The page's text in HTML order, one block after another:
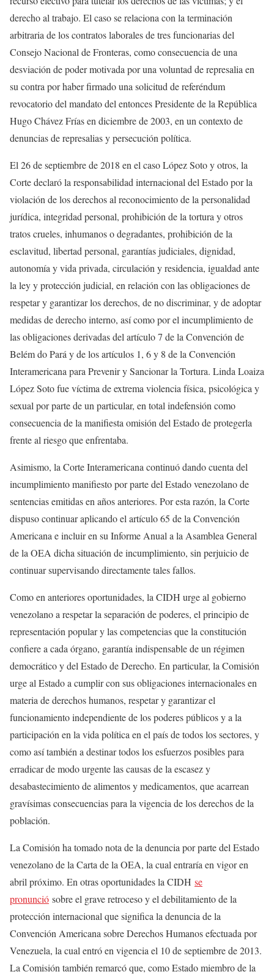
derecho al trabajo. El caso se relaciona con la terminación
arbitraria de los contratos laborales de tres funcionarias del
Consejo Nacional de Fronteras, como consecuencia de una
desviación de poder motivada por una voluntad de represalia en
su contra por haber firmado una solicitud de referéndum
revocatorio del mandato del entonces Presidente de la República
Hugo Chávez Frías en diciembre de 2003, en un contexto de
denuncias de represalias y persecución política.
El 26 de septiembre de 2018 en el caso López Soto y otros, la
Corte declaró la responsabilidad internacional del Estado por la
violación de los derechos al reconocimiento de la personalidad
jurídica, integridad personal, prohibición de la tortura y otros
tratos crueles, inhumanos o degradantes, prohibición de la
esclavitud, libertad personal, garantías judiciales, dignidad,
autonomía y vida privada, circulación y residencia, igualdad ante
la ley y protección judicial, en relación con las obligaciones de
respetar y garantizar los derechos, de no discriminar, y de adoptar
medidas de derecho interno, así como por el incumplimiento de
las obligaciones derivadas del artículo 7 de la Convención de
Belém do Pará y de los artículos 1, 6 y 8 de la Convención
Interamericana para Prevenir y Sancionar la Tortura. Linda Loaiza
López Soto fue víctima de extrema violencia física, psicológica y
sexual por parte de un particular, en total indefensión como
consecuencia de la manifiesta omisión del Estado de protegerla
frente al riesgo que enfrentaba.
Asimismo, la Corte Interamericana continuó dando cuenta del
incumplimiento manifiesto por parte del Estado venezolano de
sentencias emitidas en años anteriores. Por esta razón, la Corte
dispuso continuar aplicando el artículo 65 de la Convención
Americana e incluir en su Informe Anual a la Asamblea General
de la OEA dicha situación de incumplimiento, sin perjuicio de
continuar supervisando directamente tales fallos.
Como en anteriores oportunidades, la CIDH urge al gobierno
venezolano a respetar la separación de poderes, el principio de
representación popular y las competencias que la constitución
confiere a cada órgano, garantía indispensable de un régimen
democrático y del Estado de Derecho. En particular, la Comisión
urge al Estado a cumplir con sus obligaciones internacionales en
materia de derechos humanos, respetar y garantizar el
funcionamiento independiente de los poderes públicos y a la
participación en la vida política en el país de todos los sectores, y
como así también a destinar todos los esfuerzos posibles para
erradicar de modo urgente las causas de la escasez y
desabastecimiento de alimentos y medicamentos, que acarrean
gravísimas consecuencias para la vigencia de los derechos de la
población.
La Comisión ha tomado nota de la denuncia por parte del Estado
venezolano de la Carta de la OEA, la cual entraría en vigor en
abril próximo. En otras oportunidades la CIDH se
pronunció sobre el grave retroceso y el debilitamiento de la
protección internacional que significa la denuncia de la
Convención Americana sobre Derechos Humanos efectuada por
Venezuela, la cual entró en vigencia el 10 de septiembre de 2013.
La Comisión también remarcó que, como Estado miembro de la